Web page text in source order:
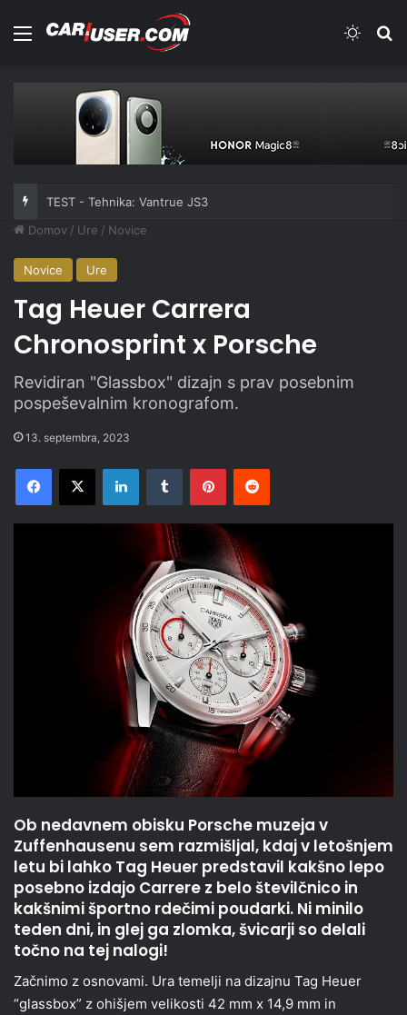
Meni
TEST - Tehnika: Vantrue JS3
Domov / Ure / Novice
Novice Ure
Tag Heuer Carrera
Chronosprint x Porsche
Revidiran "Glassbox" dizajn s prav posebnim
pospeševalnim kronografom.
13. septembra, 2023
Facebook
X LinkedInTumblr PinterestReddit
Ob nedavnem obisku Porsche muzeja v
Zuffenhausenu sem razmišljal, kdaj v letošnjem
letu bi lahko Tag Heuer predstavil kakšno lepo
posebno izdajo Carrere z belo številčnico in
kakšnimi športno rdečimi poudarki. Ni minilo
teden dni, in glej ga zlomka, švicarji so delali
točno na tej nalogi!
Začnimo z osnovami. Ura temelji na dizajnu Tag Heuer
“glassbox” z ohišjem velikosti 42 mm x 14,9 mm in